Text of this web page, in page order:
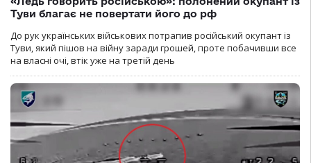
Туви благає не повертати його до рф
До рук українських військових потрапив російський окупант із
Туви, який пішов на війну заради грошей, проте побачивши все
на власні очі, втік уже на третій день